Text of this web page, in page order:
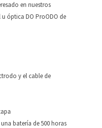
en nuestros
óptica DO ProODO de
y el cable de
batería de 500 horas